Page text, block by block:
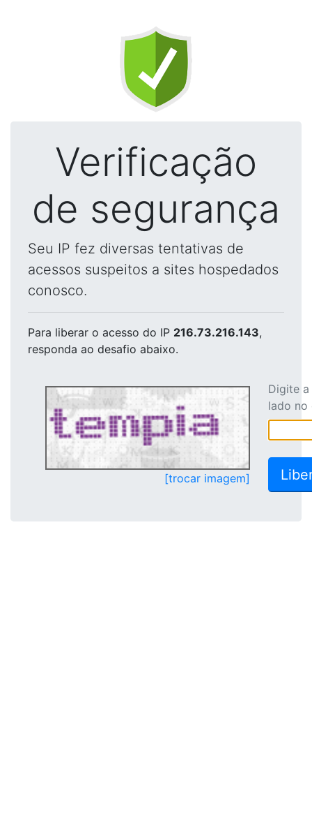
Verificação
de segurança
Seu IP fez diversas tentativas de
acessos suspeitos a sites hospedados
conosco.
Para liberar o acesso do IP 216.73.216.143,
responda ao desafio abaixo.
[trocar imagem]
Digite
lado no